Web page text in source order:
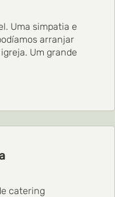
Uma simpatia e
arranjar
Um grande
catering